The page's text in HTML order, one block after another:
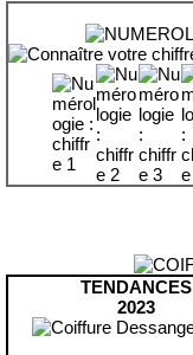
TENDANCES
2023